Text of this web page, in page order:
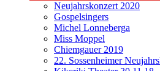
Neujahrskonzert 2020
Gospelsingers
Michel Lonneberga
Miss Moppel
Chiemgauer 2019
22. Sossenheimer